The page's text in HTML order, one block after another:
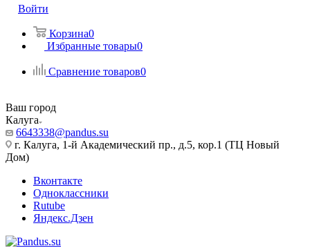
Войти
Корзина0
Избранные товары0
Сравнение товаров0
Ваш город
Калуга
6643338@pandus.su
г. Калуга, 1-й Академический пр., д.5, кор.1 (ТЦ Новый
Дом)
Вконтакте
Одноклассники
Rutube
Яндекс.Дзен